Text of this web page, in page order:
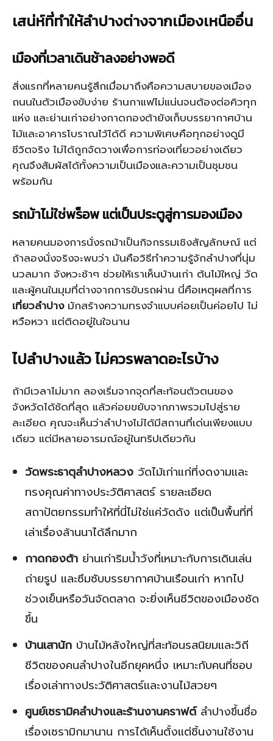
เสน่ห์ที่ทำให้ลำปางต่างจากเมืองเหนืออื่น
เมืองที่เวลาเดินช้าลงอย่างพอดี
สิ่งแรกที่หลายคนรู้สึกเมื่อมาถึงคือความสบายของเมือง
ถนนในตัวเมืองขับง่าย ร้านกาแฟไม่แน่นจนต้องต่อคิวทุก
แห่ง และย่านเก่าอย่างกาดกองต้ายังเก็บบรรยากาศบ้าน
ไม้และอาคารโบราณไว้ได้ดี ความพิเศษคือทุกอย่างดูมี
ชีวิตจริง ไม่ได้ถูกจัดวางเพื่อการท่องเที่ยวอย่างเดียว
คุณจึงสัมผัสได้ทั้งความเป็นเมืองและความเป็นชุมชน
พร้อมกัน
รถม้าไม่ใช่พร็อพ แต่เป็นประตูสู่การมองเมือง
หลายคนมองการนั่งรถม้าเป็นกิจกรรมเชิงสัญลักษณ์ แต่
ถ้าลองนั่งจริงจะพบว่า มันคือวิธีทำความรู้จักลำปางที่นุ่ม
นวลมาก จังหวะช้าๆ ช่วยให้เราเห็นบ้านเก่า ต้นไม้ใหญ่ วัด
และผู้คนในมุมที่ต่างจากการขับรถผ่าน นี่คือเหตุผลที่การ
เที่ยวลำปางมักสร้างความทรงจำแบบค่อยเป็นค่อยไป ไม่
หวือหวา แต่ติดอยู่ในใจนาน
ไปลำปางแล้ว ไม่ควรพลาดอะไรบ้าง
ถ้ามีเวลาไม่มาก ลองเริ่มจากจุดที่สะท้อนตัวตนของ
จังหวัดได้ชัดที่สุด แล้วค่อยขยับจากภาพรวมไปสู่ราย
ละเอียด คุณจะเห็นว่าลำปางไม่ได้มีสถานที่เด่นเพียงแบบ
เดียว แต่มีหลายอารมณ์อยู่ในทริปเดียวกัน
วัดพระธาตุลำปางหลวง วัดไม้เก่าแก่ที่งดงามและ
ทรงคุณค่าทางประวัติศาสตร์ รายละเอียด
สถาปัตยกรรมทำให้ที่นี่ไม่ใช่แค่วัดดัง แต่เป็นพื้นที่ที่
เล่าเรื่องล้านนาได้ลึกมาก
กาดกองต้า ย่านเก่าริมน้ำวังที่เหมาะกับการเดินเล่น
ถ่ายรูป และซึมซับบรรยากาศบ้านเรือนเก่า หากไป
ช่วงเย็นหรือวันจัดตลาด จะยิ่งเห็นชีวิตของเมืองชัด
ขึ้น
บ้านเสานัก บ้านไม้หลังใหญ่ที่สะท้อนรสนิยมและวิถี
ชีวิตของคนลำปางในอีกยุคหนึ่ง เหมาะกับคนที่ชอบ
เรื่องเล่าทางประวัติศาสตร์และงานไม้สวยๆ
ศูนย์เซรามิคลำปางและร้านงานคราฟต์ลำปางขึ้นชื่อ
เรื่องเซรามิกมานาน การได้เห็นตั้งแต่ชิ้นงานใช้งาน